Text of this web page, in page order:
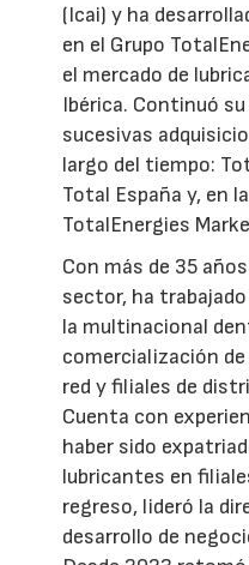
(Icai) y ha
en el Grupo
el mercado de
Ibérica. Continuó
sucesivas
largo del tiempo:
Total España y, en
TotalEnergies
Con más de 35
sector, ha
la multinacional
comercialización
red y filiales de
Cuenta con
haber sido
lubricantes en
regreso, lideró la
desarrollo de